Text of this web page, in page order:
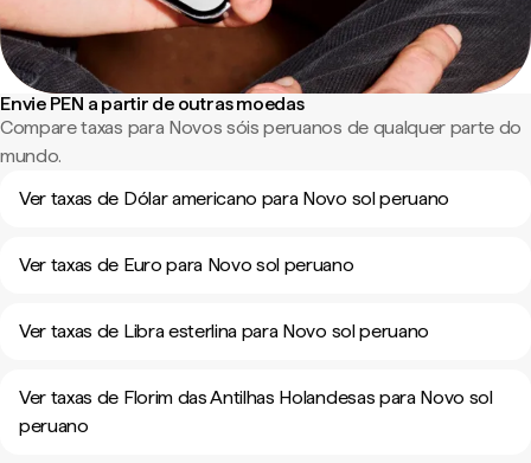
Envie PEN a partir de outras moedas
Compare taxas para Novos sóis peruanos de qualquer parte do
mundo.
Ver taxas de Dólar americano para Novo sol peruano
Ver taxas de Euro para Novo sol peruano
Ver taxas de Libra esterlina para Novo sol peruano
Ver taxas de Florim das Antilhas Holandesas para Novo sol
peruano